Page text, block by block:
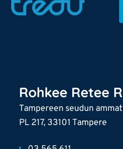
Rohkee Retee
Tampereen seudun
PL 217, 33101 Tampere